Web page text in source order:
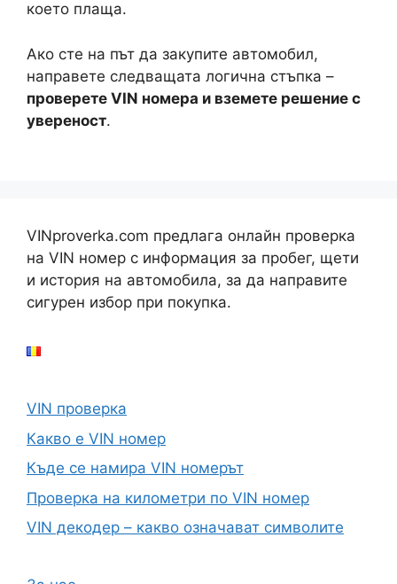
което плаща.
Ако сте на път да закупите автомобил,
направете следващата логична стъпка –
проверете VIN номера и вземете решение с
увереност.
VINproverka.com предлага онлайн проверка
на VIN номер с информация за пробег, щети
и история на автомобила, за да направите
сигурен избор при покупка.
VIN проверка
Какво е VIN номер
Къде се намира VIN номерът
Проверка на километри по VIN номер
VIN декодер – какво означават символите